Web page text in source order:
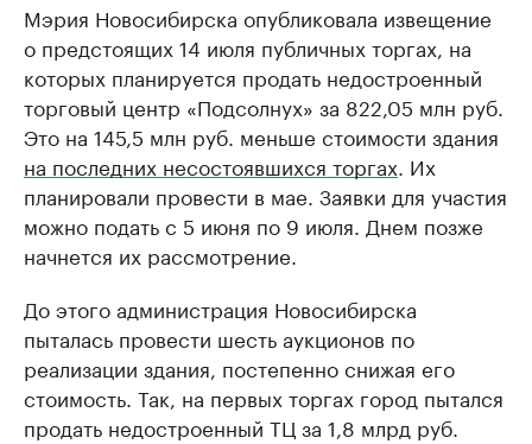
Мэрия Новосибирска опубликовала извещение
о предстоящих 14 июля публичных торгах, на
которых планируется продать недостроенный
торговый центр «Подсолнух» за 822,05 млн руб.
Это на 145,5 млн руб. меньше стоимости здания
на последних несостоявшихся торгах . Их
планировали провести в мае. Заявки для участия
можно подать с 5 июня по 9 июля. Днем позже
начнется их рассмотрение.
До этого администрация Новосибирска
пыталась провести шесть аукционов по
реализации здания, постепенно снижая его
стоимость. Так, на первых торгах город пытался
продать недостроенный ТЦ за 1,8 млрд руб.